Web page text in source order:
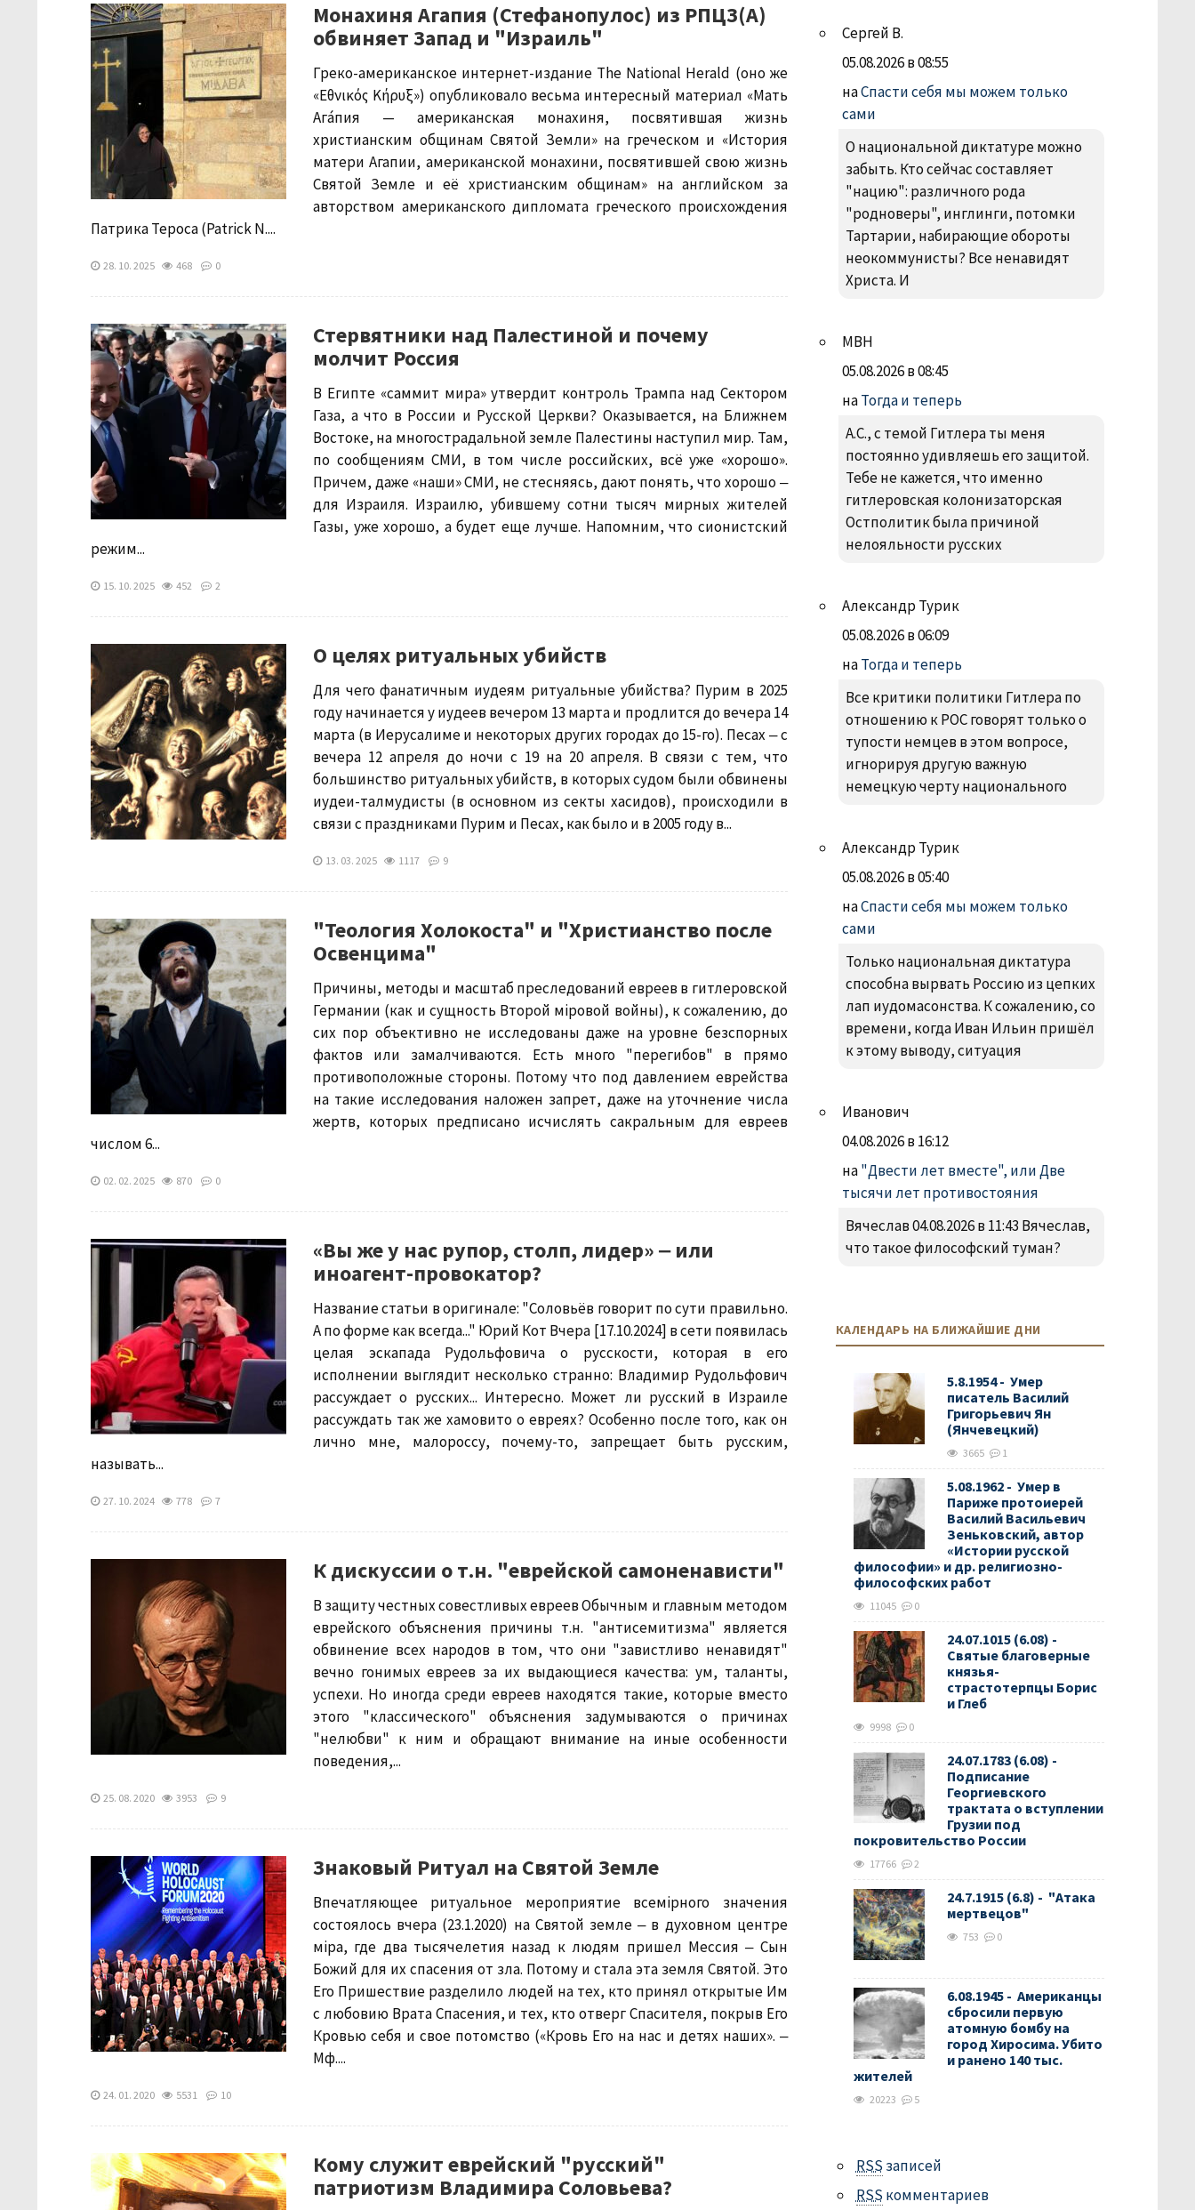
Монахиня Агапия (Стефанопулос) из РПЦЗ(А)
обвиняет Запад и "Израиль"
Греко-американское интернет-издание The National Herald (оно же
«Εθνικός Κήρυξ») опубликовало весьма интересный материал «Мать
Агáпия — американская монахиня, посвятившая жизнь
христианским общинам Святой Земли» на греческом и «История
матери Агапии, американской монахини, посвятившей свою жизнь
Святой Земле и её христианским общинам» на английском за
авторством американского дипломата греческого происхождения
Патрика Тероса (Patrick N....
28. 10. 2025 468 0
Стервятники над Палестиной и почему
молчит Россия
В Египте «саммит мира» утвердит контроль Трампа над Сектором
Газа, а что в России и Русской Церкви? Оказывается, на Ближнем
Востоке, на многострадальной земле Палестины наступил мир. Там,
по сообщениям СМИ, в том числе российских, всё уже «хорошо».
Причем, даже «наши» СМИ, не стесняясь, дают понять, что хорошо ‒
для Израиля. Израилю, убившему сотни тысяч мирных жителей
Газы, уже хорошо, а будет еще лучше. Напомним, что сионистский
режим...
15. 10. 2025 452 2
О целях ритуальных убийств
Для чего фанатичным иудеям ритуальные убийства? Пурим в 2025
году начинается у иудеев вечером 13 марта и продлится до вечера 14
марта (в Иерусалиме и некоторых других городах до 15-го). Песах ‒ с
вечера 12 апреля до ночи с 19 на 20 апреля. В связи с тем, что
большинство ритуальных убийств, в которых судом были обвинены
иудеи-талмудисты (в основном из секты хасидов), происходили в
связи с праздниками Пурим и Песах, как было и в 2005 году в...
13. 03. 2025 1117 9
"Теология Холокоста" и "Христианство после
Освенцима"
Причины, методы и масштаб преследований евреев в гитлеровской
Германии (как и сущность Второй мiровой войны), к сожалению, до
сих пор объективно не исследованы даже на уровне безспорных
фактов или замалчиваются. Есть много "перегибов" в прямо
противоположные стороны. Потому что под давлением еврейства
на такие исследования наложен запрет, даже на уточнение числа
жертв, которых предписано исчислять сакральным для евреев
числом 6...
02. 02. 2025 870 0
«Вы же у нас рупор, столп, лидер» ‒ или
иноагент-провокатор?
Название статьи в оригинале: "Соловьёв говорит по сути правильно.
А по форме как всегда..." Юрий Кот Вчера [17.10.2024] в сети появилась
целая эскапада Рудольфовича о русскости, которая в его
исполнении выглядит несколько странно: Владимир Рудольфович
рассуждает о русских... Интересно. Может ли русский в Израиле
рассуждать так же хамовито о евреях? Особенно после того, как он
лично мне, малороссу, почему-то, запрещает быть русским,
называть...
27. 10. 2024 778 7
К дискуссии о т.н. "еврейской самоненависти"
В защиту честных совестливых евреев Обычным и главным методом
еврейского объяснения причины т.н. "антисемитизма" является
обвинение всех народов в том, что они "завистливо ненавидят"
вечно гонимых евреев за их выдающиеся качества: ум, таланты,
успехи. Но иногда среди евреев находятся такие, которые вместо
этого "классического" объяснения задумываются о причинах
"нелюбви" к ним и обращают внимание на иные особенности
поведения,...
25. 08. 2020 3953 9
Знаковый Ритуал на Святой Земле
Впечатляющее ритуальное мероприятие всемiрного значения
состоялось вчера (23.1.2020) на Святой земле ‒ в духовном центре
мiра, где два тысячелетия назад к людям пришел Мессия ‒ Сын
Божий для их спасения от зла. Потому и стала эта земля Святой. Это
Его Пришествие разделило людей на тех, кто принял открытые Им
с любовию Врата Спасения, и тех, кто отверг Спасителя, покрыв Его
Кровью себя и свое потомство («Кровь Его на нас и детях наших». ‒
Мф....
24. 01. 2020 5531 10
Кому служит еврейский "русский"
патриотизм Владимира Соловьева?
Сергей В.
05.08.2026 в 08:55
наСпасти себя мы можем только
сами
О национальной диктатуре можно
забыть. Кто сейчас составляет
"нацию": различного рода
"родноверы", инглинги, потомки
Тартарии, набирающие обороты
неокоммунисты? Все ненавидят
Христа. И
МВН
05.08.2026 в 08:45
наТогда и теперь
А.С., с темой Гитлера ты меня
постоянно удивляешь его защитой.
Тебе не кажется, что именно
гитлеровская колонизаторская
Остполитик была причиной
нелояльности русских
Александр Турик
05.08.2026 в 06:09
наТогда и теперь
Все критики политики Гитлера по
отношению к РОС говорят только о
тупости немцев в этом вопросе,
игнорируя другую важную
немецкую черту национального
Александр Турик
05.08.2026 в 05:40
наСпасти себя мы можем только
сами
Только национальная диктатура
способна вырвать Россию из цепких
лап иудомасонства. К сожалению, со
времени, когда Иван Ильин пришёл
к этому выводу, ситуация
Иванович
04.08.2026 в 16:12
на"Двести лет вместе", или Две
тысячи лет противостояния
Вячеслав 04.08.2026 в 11:43 Вячеслав,
что такое философский туман?
КАЛЕНДАРЬ НА БЛИЖАЙШИЕ ДНИ
5.8.1954 - Умер
писатель Василий
Григорьевич Ян
(Янчевецкий)
3665 1
5.08.1962 - Умер в
Париже протоиерей
Василий Васильевич
Зеньковский, автор
«Истории русской
философии» и др. религиозно-
философских работ
11045 0
24.07.1015 (6.08) -
Святые благоверные
князья-
страстотерпцы Борис
и Глеб
9998 0
24.07.1783 (6.08) -
Подписание
Георгиевского
трактата о вступлении
Грузии под
покровительство России
17766 2
24.7.1915 (6.8) - "Атака
мертвецов"
753 0
6.08.1945 - Американцы
сбросили первую
атомную бомбу на
город Хиросима. Убито
и ранено 140 тыс.
жителей
20223 5
RSS записей
RSS комментариев